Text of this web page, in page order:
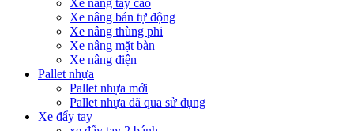
Xe nâng bán tự động
Xe nâng thùng phi
Xe nâng mặt bàn
Xe nâng điện
Pallet nhựa
Pallet nhựa mới
Pallet nhựa đã qua sử dụng
Xe đẩy tay